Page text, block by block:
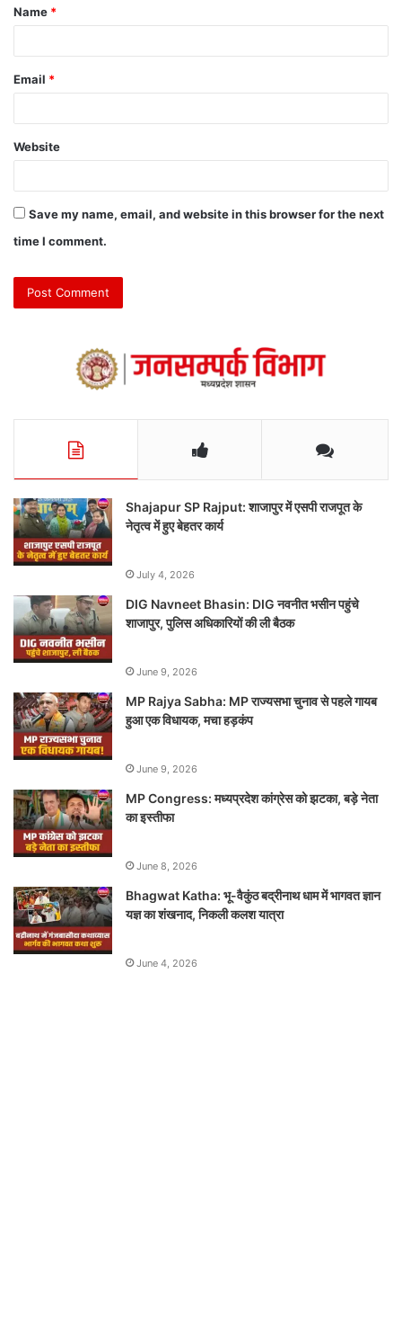
Name *
Email *
Website
Save my name, email, and website in this browser for the next
time I comment.
Shajapur SP Rajput: शाजापुर में एसपी राजपूत के
नेतृत्व में हुए बेहतर कार्य
July 4, 2026
DIG Navneet Bhasin: DIG नवनीत भसीन पहुंचे
शाजापुर, पुलिस अधिकारियों की ली बैठक
June 9, 2026
MP Rajya Sabha: MP राज्यसभा चुनाव से पहले गायब
हुआ एक विधायक, मचा हड़कंप
June 9, 2026
MP Congress: मध्यप्रदेश कांग्रेस को झटका, बड़े नेता
का इस्तीफा
June 8, 2026
Bhagwat Katha: भू-वैकुंठ बद्रीनाथ धाम में भागवत ज्ञान
यज्ञ का शंखनाद, निकली कलश यात्रा
June 4, 2026